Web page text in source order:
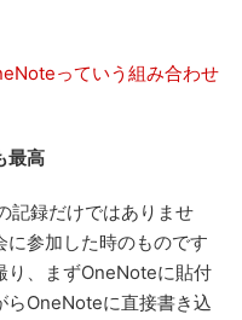
っていう組み合わせ
最高
記録だけではありませ
参加した時のものです
り、まずOneNoteに貼付
らOneNoteに直接書き込